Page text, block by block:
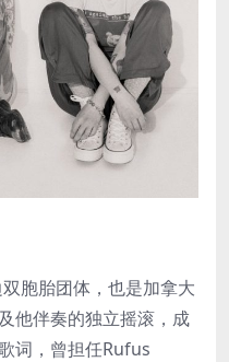
胞胎团体，也是加拿大
他伴奏的独立摇滚，成
词，曾担任Rufus